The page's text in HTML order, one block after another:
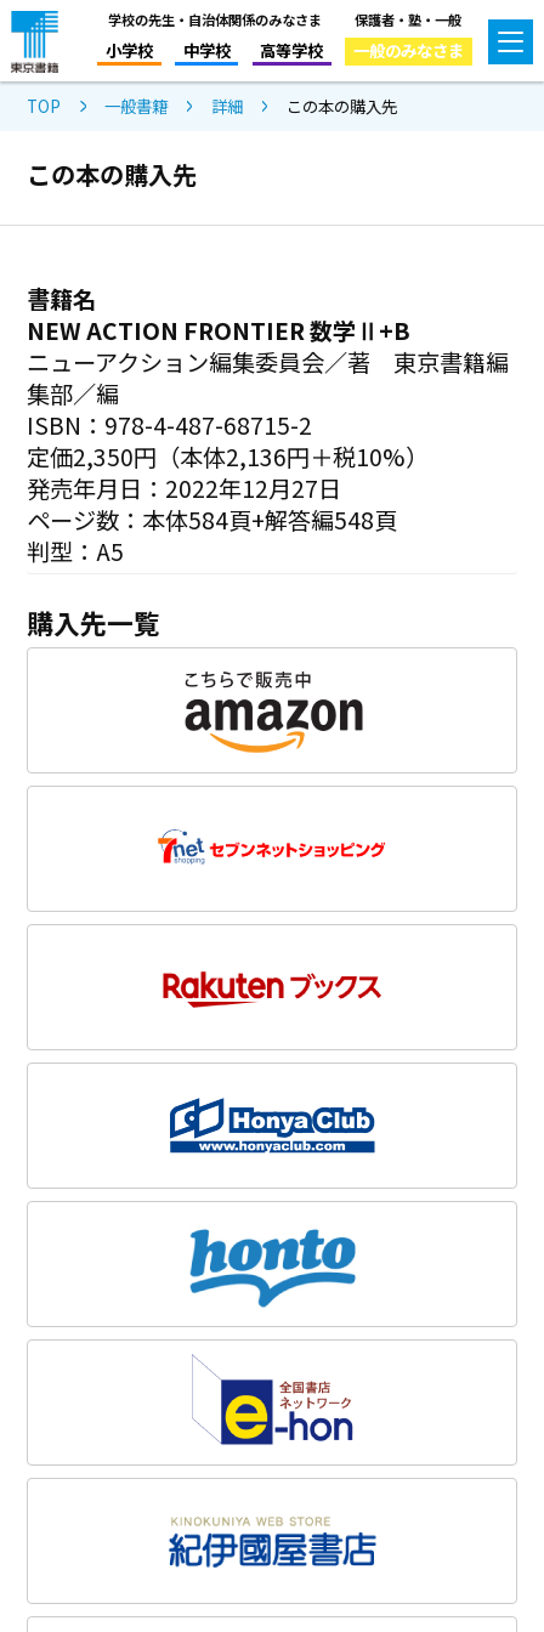
学校の先生・自治体関係のみなさま
小学校 中学校 高等学校
保護者・塾・一般
一般のみなさま
TOP 一般書籍 詳細 この本の購入先
この本の購入先
書籍名
NEW ACTION FRONTIER 数学Ⅱ+B
ニューアクション編集委員会／著 東京書籍編
集部／編
ISBN：978-4-487-68715-2
定価2,350円（本体2,136円＋税10%）
発売年月日：2022年12月27日
ページ数：本体584頁+解答編548頁
判型：A5
購入先一覧